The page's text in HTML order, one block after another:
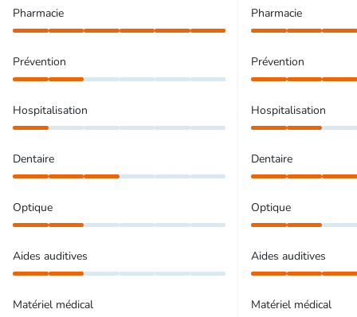
Pharmacie
Prévention
Hospitalisation
Dentaire
Optique
Aides auditives
Matériel médical
Pharmacie
Prévention
Hospitalisation
Dentaire
Optique
Aides auditives
Matériel médical